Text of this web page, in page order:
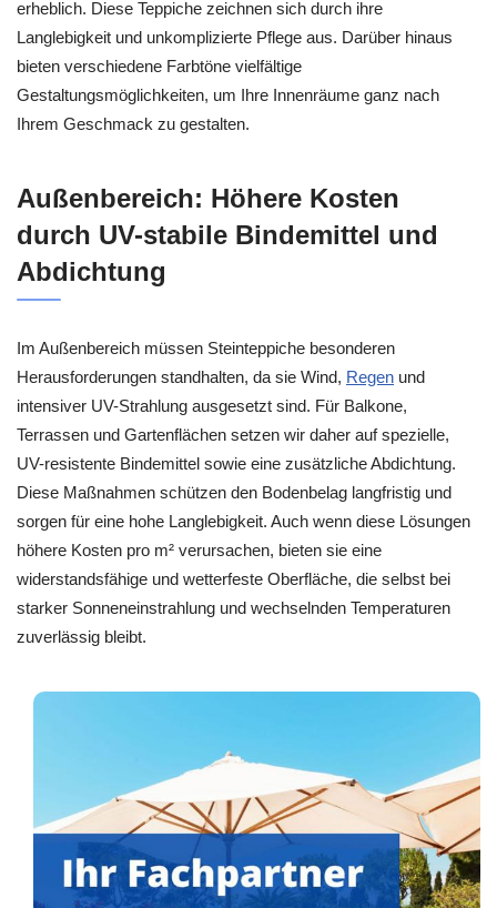
erheblich. Diese Teppiche zeichnen sich durch ihre
Langlebigkeit und unkomplizierte Pflege aus. Darüber hinaus
bieten verschiedene Farbtöne vielfältige
Gestaltungsmöglichkeiten, um Ihre Innenräume ganz nach
Ihrem Geschmack zu gestalten.
Außenbereich: Höhere Kosten
durch UV-stabile Bindemittel und
Abdichtung
Im Außenbereich müssen Steinteppiche besonderen
Herausforderungen standhalten, da sie Wind, Regen und
intensiver UV-Strahlung ausgesetzt sind. Für Balkone,
Terrassen und Gartenflächen setzen wir daher auf spezielle,
UV-resistente Bindemittel sowie eine zusätzliche Abdichtung.
Diese Maßnahmen schützen den Bodenbelag langfristig und
sorgen für eine hohe Langlebigkeit. Auch wenn diese Lösungen
höhere Kosten pro m² verursachen, bieten sie eine
widerstandsfähige und wetterfeste Oberfläche, die selbst bei
starker Sonneneinstrahlung und wechselnden Temperaturen
zuverlässig bleibt.